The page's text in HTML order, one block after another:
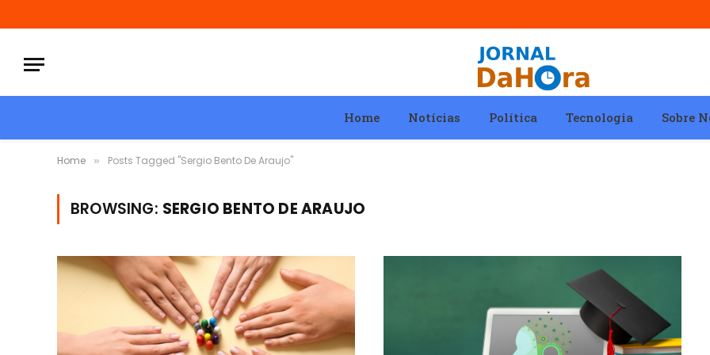
Home Notícias Política Tecnologia Sobre
Home » Posts Tagged "Sergio Bento De Araujo"
BROWSING: SERGIO BENTO DE ARAUJO